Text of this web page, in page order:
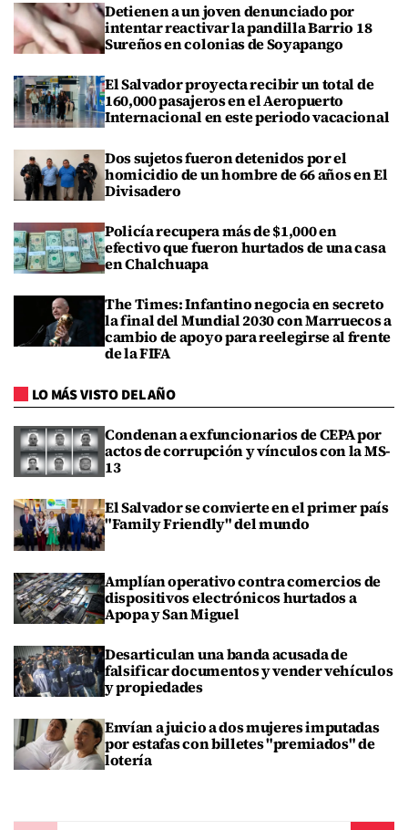
Detienen a un joven denunciado por
intentar reactivar la pandilla Barrio 18
Sureños en colonias de Soyapango
El Salvador proyecta recibir un total de
160,000 pasajeros en el Aeropuerto
Internacional en este periodo vacacional
Dos sujetos fueron detenidos por el
homicidio de un hombre de 66 años en El
Divisadero
Policía recupera más de $1,000 en
efectivo que fueron hurtados de una casa
en Chalchuapa
The Times: Infantino negocia en secreto
la final del Mundial 2030 con Marruecos a
cambio de apoyo para reelegirse al frente
de la FIFA
LO MÁS VISTO DEL AÑO
Condenan a exfuncionarios de CEPA por
actos de corrupción y vínculos con la MS-
13
El Salvador se convierte en el primer país
"Family Friendly" del mundo
Amplían operativo contra comercios de
dispositivos electrónicos hurtados a
Apopa y San Miguel
Desarticulan una banda acusada de
falsificar documentos y vender vehículos
y propiedades
Envían a juicio a dos mujeres imputadas
por estafas con billetes "premiados" de
lotería